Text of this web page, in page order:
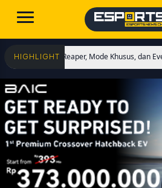
HIGHLIGHT
Reaper, Mode Khusus, dan Event Eksklusif!